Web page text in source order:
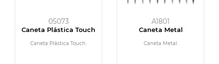
05073
Caneta Plástica Touch
Caneta Plástica Touch.
A1801
Caneta Metal
Caneta Metal.